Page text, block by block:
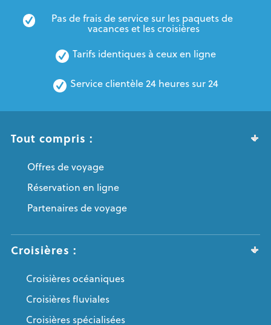
Pas de frais de service sur les paquets de
vacances et les croisières
Tarifs identiques à ceux en ligne
Service clientèle 24 heures sur 24
Tout compris :
Offres de voyage
Réservation en ligne
Partenaires de voyage
Croisières :
Croisières océaniques
Croisières fluviales
Croisières spécialisées